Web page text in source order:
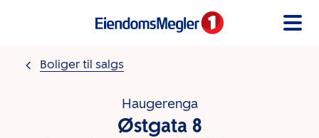
Boliger til salgs
Haugerenga
Østgata 8